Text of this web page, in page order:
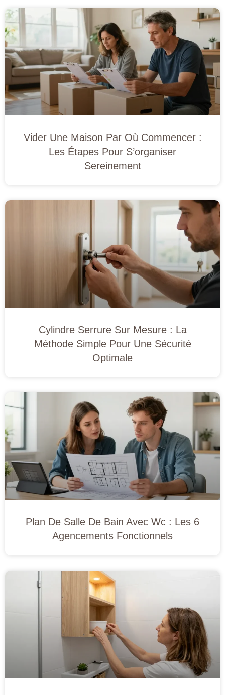
Vider Une Maison Par Où Commencer :
Les Étapes Pour S’organiser
Sereinement
Cylindre Serrure Sur Mesure : La
Méthode Simple Pour Une Sécurité
Optimale
Plan De Salle De Bain Avec Wc : Les 6
Agencements Fonctionnels